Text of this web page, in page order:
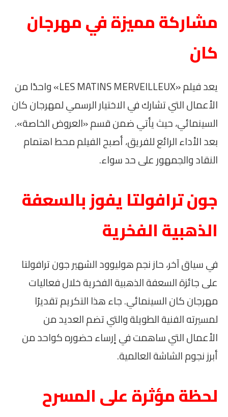
مشاركة مميزة في مهرجان
كان
يعد فيلم «LES MATINS MERVEILLEUX» واحدًا من
الأعمال التي تشارك في الاختيار الرسمي لمهرجان كان
السينمائي، حيث يأتي ضمن قسم «العروض الخاصة».
بعد الأداء الرائع للفريق، أصبح الفيلم محط اهتمام
النقاد والجمهور على حد سواء.
جون ترافولتا يفوز بالسعفة
الذهبية الفخرية
في سياق آخر، حاز نجم هوليوود الشهير جون ترافولتا
على جائزة السعفة الذهبية الفخرية خلال فعاليات
مهرجان كان السينمائي. جاء هذا التكريم تقديرًا
لمسيرته الفنية الطويلة والتي تضم العديد من
الأعمال التي ساهمت في إرساء حضوره كواحد من
أبرز نجوم الشاشة العالمية.
لحظة مؤثرة على المسرح